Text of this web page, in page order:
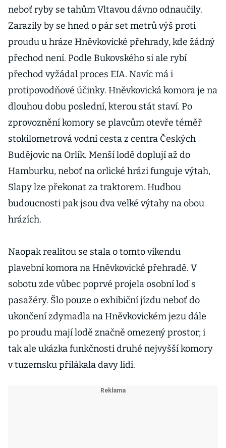
neboť ryby se tahům Vltavou dávno odnaučily.
Zarazily by se hned o pár set metrů výš proti
proudu u hráze Hněvkovické přehrady, kde žádný
přechod není. Podle Bukovského si ale rybí
přechod vyžádal proces EIA. Navíc má i
protipovodňové účinky. Hněvkovická komora je na
dlouhou dobu poslední, kterou stát staví. Po
zprovoznění komory se plavcům otevře téměř
stokilometrová vodní cesta z centra Českých
Budějovic na Orlík. Menší lodě doplují až do
Hamburku, neboť na orlické hrázi funguje výtah,
Slapy lze překonat za traktorem. Hudbou
budoucnosti pak jsou dva velké výtahy na obou
hrázích.
Naopak realitou se stala o tomto víkendu
plavební komora na Hněvkovické přehradě. V
sobotu zde vůbec poprvé projela osobní loď s
pasažéry. Šlo pouze o exhibiční jízdu neboť do
ukončení zdymadla na Hněvkovickém jezu dále
po proudu mají lodě značně omezený prostor; i
tak ale ukázka funkčnosti druhé nejvyšší komory
v tuzemsku přilákala davy lidí.